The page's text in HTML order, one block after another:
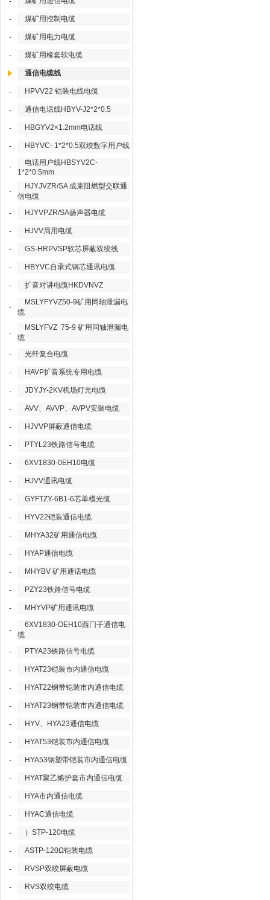
- 煤矿用控制电缆
- 煤矿用电力电缆
- 煤矿用橡套软电缆
通信电缆线
- HPVV22 铠装电线电缆
- 通信电话线HBYV-J2*2*0.5
- HBGYV2×1.2mm电话线
- HBYVC- 1*2*0.5双绞数字用户线
-
电话用户线HBSYV2C-
1*2*0.5mm
-
HJYJVZR/SA 成束阻燃型交联通
信电缆
-
HJYVPZR/SA扬声器电缆
- HJVV局用电缆
- GS-HRPVSP软芯屏蔽双绞线
- HBYVC自承式铜芯通讯电缆
- 扩音对讲电缆HKDVNVZ
-
MSLYFYVZ50-9矿用同轴泄漏电
缆
-
MSLYFVZ 75-9 矿用同轴泄漏电
缆
-
光纤复合电缆
- HAVP扩音系统专用电缆
- JDYJY-2KV机场灯光电缆
- AVV、AVVP、AVPV安装电缆
- HJVVP屏蔽通信电缆
- PTYL23铁路信号电缆
- 6XV1830-0EH10电缆
- HJVV通讯电缆
- GYFTZY-6B1-6芯单模光缆
- HYV22铠装通信电缆
- MHYA32矿用通信电缆
- HYAP通信电缆
- MHYBV 矿用通话电缆
- PZY23铁路信号电缆
- MHYVP矿用通讯电缆
-
6XV1830-OEH10西门子通信电
缆
-
PTYA23铁路信号电缆
- HYAT23铠装市内通信电缆
- HYAT22钢带铠装市内通信电缆
- HYAT23钢带铠装市内通信电缆
- HYV、HYA23通信电缆
- HYAT53铠装市内通信电缆
- HYA53钢塑带铠装市内通信电缆
- HYAT聚乙烯护套市内通信电缆
- HYA市内通信电缆
- HYAC通信电缆
- ）STP-120电缆
- ASTP-120Ω铠装电缆
- RVSP双绞屏蔽电缆
- RVS双绞电缆